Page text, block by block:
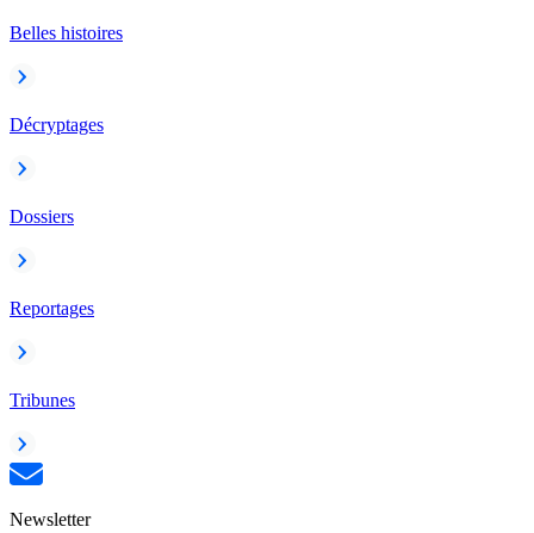
Belles histoires
Décryptages
Dossiers
Reportages
Tribunes
Newsletter